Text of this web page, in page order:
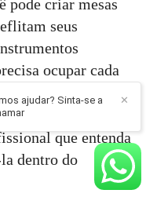
pode criar mesas
seus
ocupar cada
que entenda
dentro do
✕
ajudar? Sinta-se a